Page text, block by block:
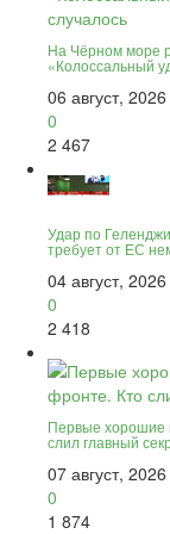
На Чёрном море
«Колоссальный
06 август, 2026
0
2 467
Удар по
требует от ЕС
04 август, 2026
0
2 418
Первые хорошие
слил главный
07 август, 2026
0
1 874